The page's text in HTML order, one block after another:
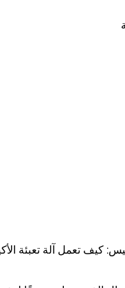
كيف تعمل آلة تعبئة